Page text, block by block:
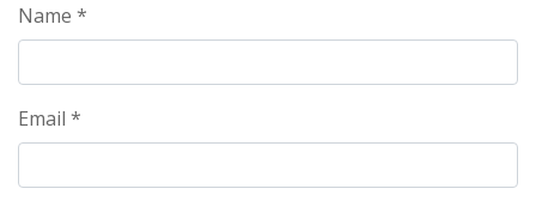
Name *
Email *